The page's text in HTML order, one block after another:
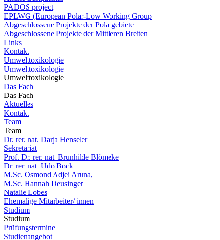
PADOS project
EPLWG (European Polar-Low Working Group
Abgeschlossene Projekte der Polargebiete
Abgeschlossene Projekte der Mittleren Breiten
Links
Kontakt
Umwelttoxikologie
Umwelttoxikologie
Umwelttoxikologie
Das Fach
Das Fach
Aktuelles
Kontakt
Team
Team
Dr. rer. nat. Darja Henseler
Sekretariat
Prof. Dr. rer. nat. Brunhilde Blömeke
Dr. rer. nat. Udo Bock
M.Sc. Osmond Adjei Aruna,
M.Sc. Hannah Deusinger
Natalie Lobes
Ehemalige Mitarbeiter/ innen
Studium
Studium
Prüfungstermine
Studienangebot